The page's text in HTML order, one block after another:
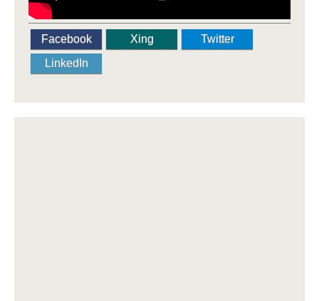
Facebook Xing
Twitter
LinkedIn